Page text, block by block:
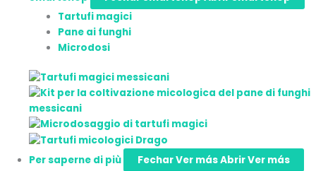
Tartufi magici
Pane ai funghi
Microdosi
Per saperne di più Fechar Ver másAbrir Ver más